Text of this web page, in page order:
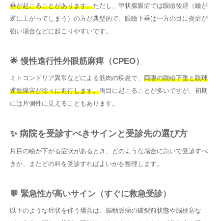
垂が起こることがあります。ただし、甲状腺眼症では眼瞼後退（瞼が
逆に上がってしまう）の方が典型的で、眼瞼下垂は一方の目に炎症が
強い場合などに起こりやすいです。
🌟 慢性進行性外眼筋麻痺（CPEO）
ミトコンドリア異常などによる筋肉の疾患で、 両眼の眼瞼下垂と眼球
運動障害が徐々に進行します。両目に起こることが多いですが、初期
には片側性に見えることもあります。
✨ 病院を受診すべきサインと受診先の選び方
片目の瞼が下がる症状があるとき、どのような場合に急いで受診すべ
きか、またどの科を受診すればよいかを整理します。
💬 緊急性が高いサイン（すぐに救急受診）
以下のような症状を伴う場合は、脳動脈瘤の破裂前状態や脳梗塞な